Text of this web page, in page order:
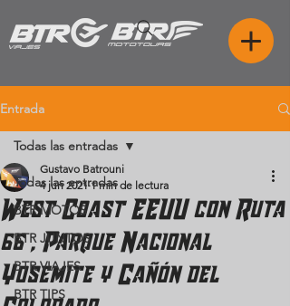
Entrada
Todas las entradas
BTR MOTOS
BTR JUNTOS
BTR VIAJES
BTR TIPS
Todas las entradas
West Coast EEUU con Ruta
66 , Parque Nacional
Yosemite y Cañón del
Gustavo Batrouni
4 jun 2021 1 min de lectura